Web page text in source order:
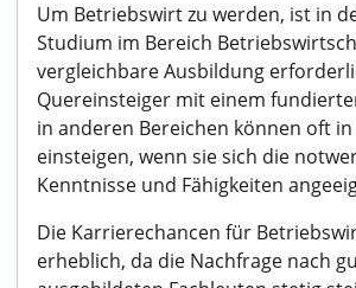
Um Betriebswirt zu werden, ist in
Studium im Bereich
vergleichbare Ausbildung
Quereinsteiger mit einem
in anderen Bereichen können oft
einsteigen, wenn sie sich die
Kenntnisse und Fähigkeiten
Die Karrierechancen für
erheblich, da die Nachfrage nach